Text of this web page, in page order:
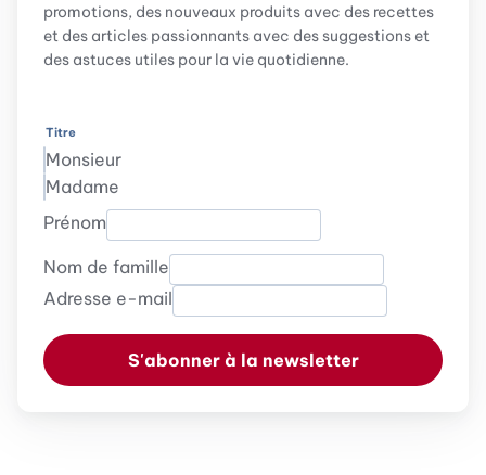
promotions, des nouveaux produits avec des recettes
et des articles passionnants avec des suggestions et
des astuces utiles pour la vie quotidienne.
Titre
Monsieur
Madame
Prénom
Nom de famille
Adresse e-mail
S'abonner à la newsletter